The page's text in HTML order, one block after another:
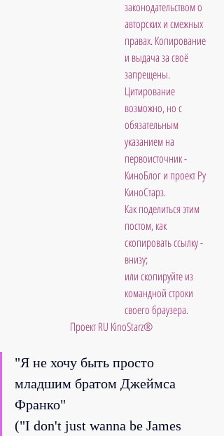
законодательством о
авторских и смежных
правах. Копирование
и выдача за своё
запрещены.
Цитирование
возможно, но с
обязательным
указанием на
первоисточник -
КиноБлог и проект Ру
КиноСтарз.
Как поделиться этим
постом, как
скопировать ссылку -
внизу;
или скопируйте из
командной строки
своего браузера.
Проект RU KinoStarz®
"Я не хочу быть просто
младшим братом Джеймса
Франко"
("I don't just wanna be James